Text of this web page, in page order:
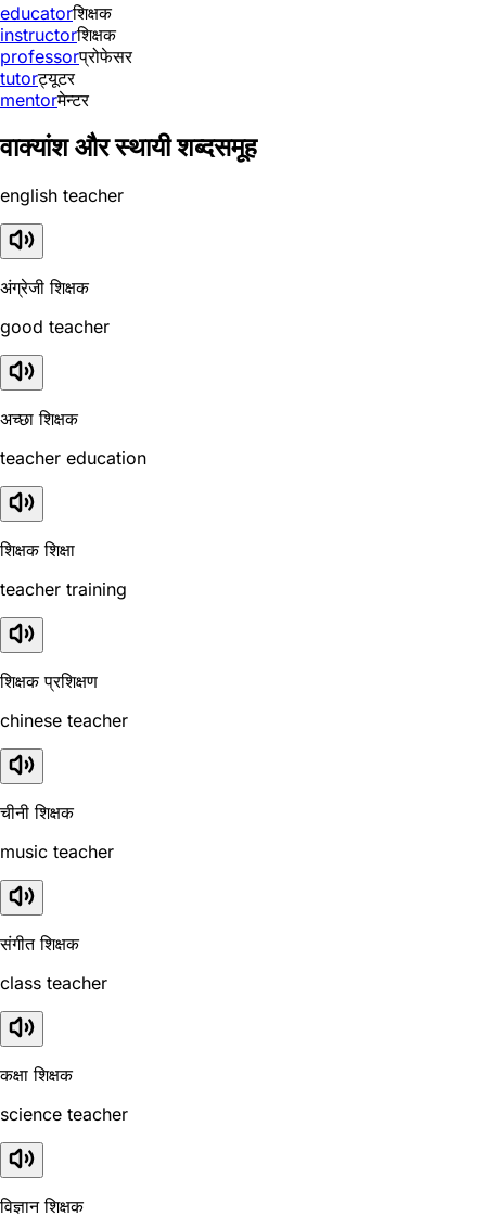
educatorशिक्षक
instructorशिक्षक
professorप्रोफेसर
tutorट्यूटर
mentorमेन्टर
वाक्यांश और स्थायी शब्दसमूह
english teacher
अंग्रेजी शिक्षक
good teacher
अच्छा शिक्षक
teacher education
शिक्षक शिक्षा
teacher training
शिक्षक प्रशिक्षण
chinese teacher
चीनी शिक्षक
music teacher
संगीत शिक्षक
class teacher
कक्षा शिक्षक
science teacher
विज्ञान शिक्षक